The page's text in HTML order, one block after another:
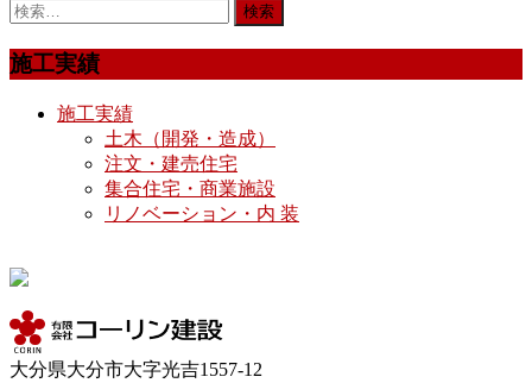
ナ
ビ
施工実績
施工実績
土木（開発・造成）
注文・建売住宅
集合住宅・商業施設
リノベーション・内 装
大分県大分市大字光吉1557-12